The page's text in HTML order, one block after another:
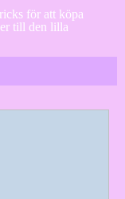
för att köpa
till den lilla